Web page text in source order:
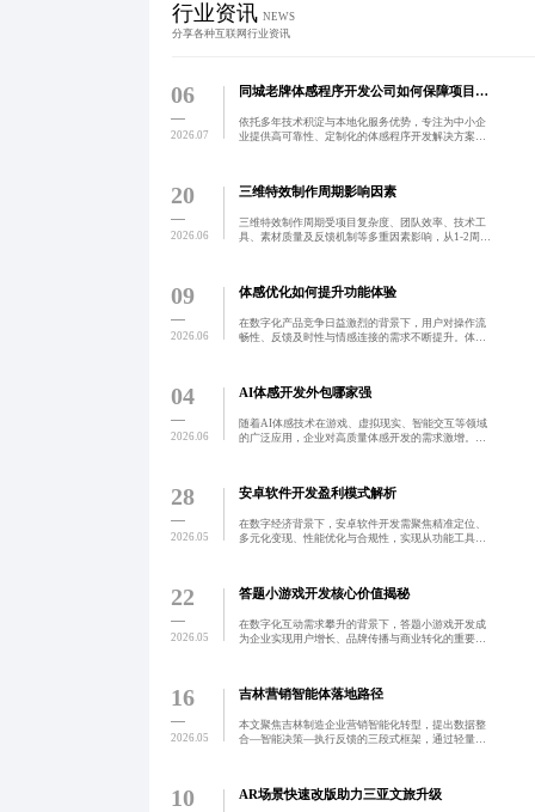
行业资讯 NEWS
分享各种互联网行业资讯
06
2026.07
同城老牌体感程序开发公司如何保障项目稳定？
依托多年技术积淀与本地化服务优势，专注为中小企
业提供高可靠性、定制化的体感程序开发解决方案，
20
2026.06
三维特效制作周期影响因素
三维特效制作周期受项目复杂度、团队效率、技术工
具、素材质量及反馈机制等多重因素影响，从1-2周的
09
2026.06
体感优化如何提升功能体验
在数字化产品竞争日益激烈的背景下，用户对操作流
畅性、反馈及时性与情感连接的需求不断提升。体感
04
2026.06
AI体感开发外包哪家强
随着AI体感技术在游戏、虚拟现实、智能交互等领域
的广泛应用，企业对高质量体感开发的需求激增。选
28
2026.05
安卓软件开发盈利模式解析
在数字经济背景下，安卓软件开发需聚焦精准定位、
多元化变现、性能优化与合规性，实现从功能工具到
22
2026.05
答题小游戏开发核心价值揭秘
在数字化互动需求攀升的背景下，答题小游戏开发成
为企业实现用户增长、品牌传播与商业转化的重要手
16
2026.05
吉林营销智能体落地路径
本文聚焦吉林制造企业营销智能化转型，提出数据整
合—智能决策—执行反馈的三段式框架，通过轻量级
10 AR场景快速改版助力三亚文旅升级